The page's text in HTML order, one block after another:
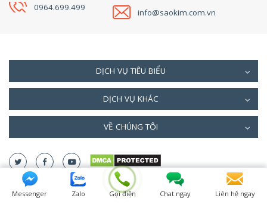
0964.699.499 info@saokim.com.vn
DỊCH VỤ TIÊU BIỂU
DỊCH VỤ KHÁC
VỀ CHÚNG TÔI
Messenger Zalo Gọi điện Chat ngay Liên hệ ngay